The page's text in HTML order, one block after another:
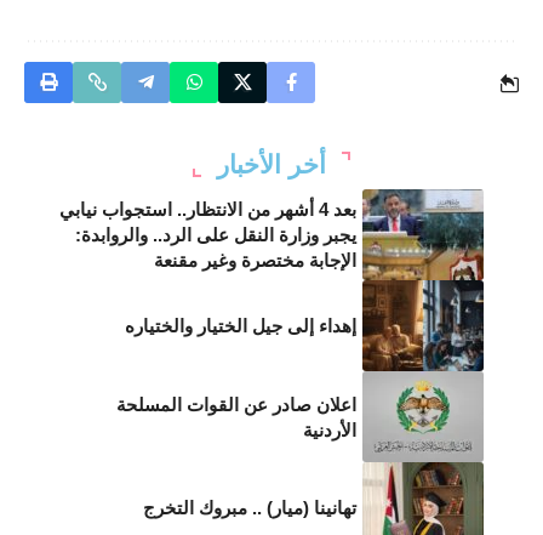
أخر الأخبار
بعد 4 أشهر من الانتظار.. استجواب نيابي
يجبر وزارة النقل على الرد.. والروابدة:
الإجابة مختصرة وغير مقنعة
إهداء إلى جيل الختيار والختياره
اعلان صادر عن القوات المسلحة
الأردنية
تهانينا (ميار) .. مبروك التخرج